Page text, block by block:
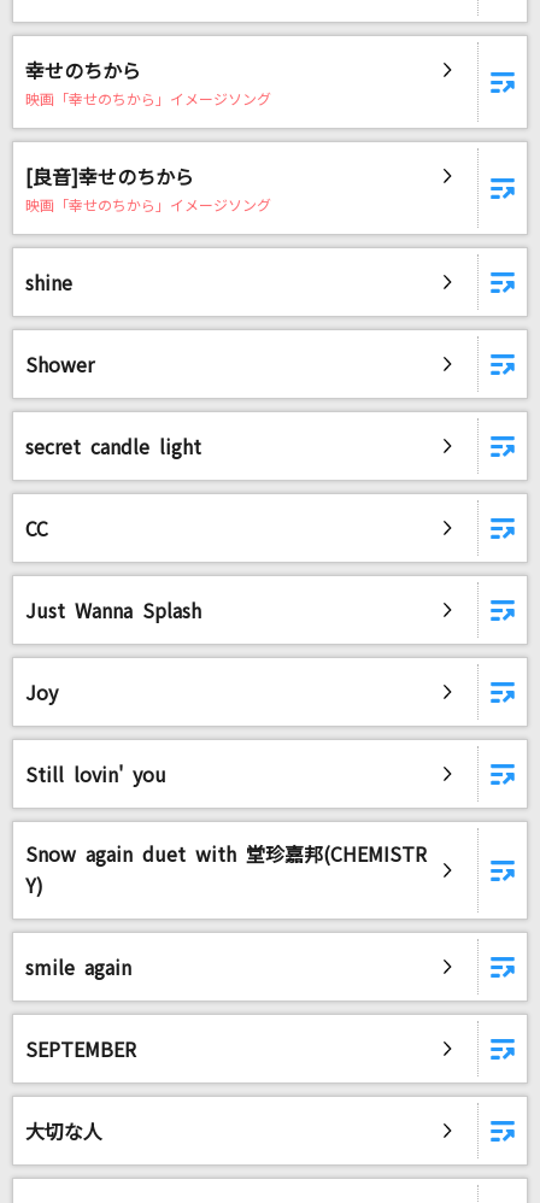
幸せのちから
映画「幸せのちから」イメージソング
[良音]幸せのちから
映画「幸せのちから」イメージソング
shine
Shower
secret candle light
CC
Just Wanna Splash
Joy
Still lovin' you
Snow again duet with 堂珍嘉邦(CHEMISTR
Y)
smile again
SEPTEMBER
大切な人